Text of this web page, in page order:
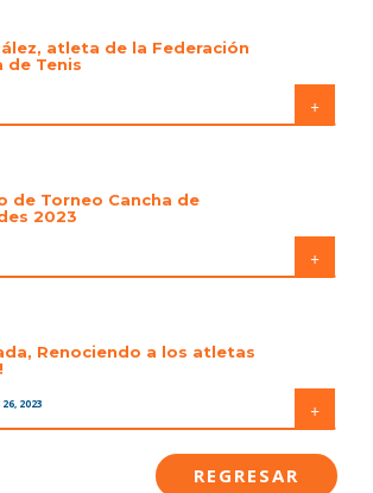
atleta de la Federación
de Tenis
+
de Torneo Cancha de
2023
+
Renociendo a los atletas
2023 +
REGRESAR